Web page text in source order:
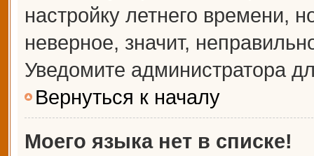
настройку летнего времени,
неверное, значит,
Уведомите администратора
Вернуться к началу
Моего языка нет в списке!